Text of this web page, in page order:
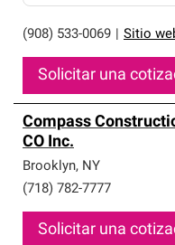
(908) 533-0069 Sitio
Solicitar una
Compass
CO Inc.
Brooklyn, NY
(718) 782-7777
Solicitar una